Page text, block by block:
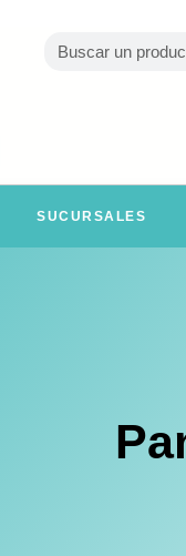
SUCURSALES